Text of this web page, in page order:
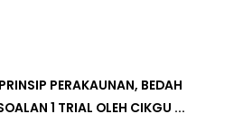
PERAKAUNAN, BEDAH
1 TRIAL OLEH CIKGU ...